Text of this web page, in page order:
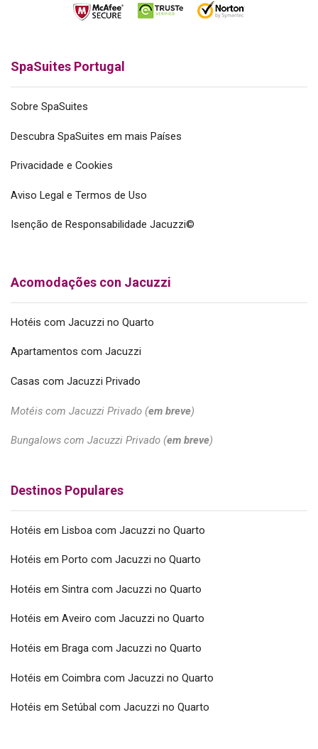
SpaSuites Portugal
Sobre SpaSuites
Descubra SpaSuites em mais Países
Privacidade e Cookies
Aviso Legal e Termos de Uso
Isenção de Responsabilidade Jacuzzi©
Acomodações con Jacuzzi
Hotéis com Jacuzzi no Quarto
Apartamentos com Jacuzzi
Casas com Jacuzzi Privado
Motéis com Jacuzzi Privado (em breve)
Bungalows com Jacuzzi Privado (em breve)
Destinos Populares
Hotéis em Lisboa com Jacuzzi no Quarto
Hotéis em Porto com Jacuzzi no Quarto
Hotéis em Sintra com Jacuzzi no Quarto
Hotéis em Aveiro com Jacuzzi no Quarto
Hotéis em Braga com Jacuzzi no Quarto
Hotéis em Coimbra com Jacuzzi no Quarto
Hotéis em Setúbal com Jacuzzi no Quarto